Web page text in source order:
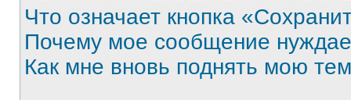
Что означает кнопка
Почему мое сообщение
Как мне вновь поднять мою